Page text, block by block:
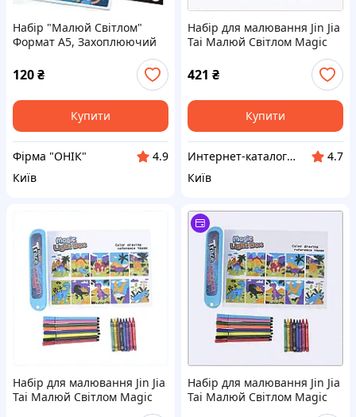
Набір "Малюй Світлом"
Формат А5, Захоплюючий
диво-набір для творчості
«Малюй світлом»
120₴
Купити
Фірма "ОНІК"
4.9
Київ
Набір для малювання Jin Jia
Tai Малюй Світлом Magic
(243550414), H883309K5
421 ₴
Купити
Интернет-каталог скидок "Гривна Маркет"
4.7
Київ
Набір для малювання Jin Jia
Tai Малюй Світлом Magic
Набір для малювання Jin Jia
Tai Малюй Світлом Magic